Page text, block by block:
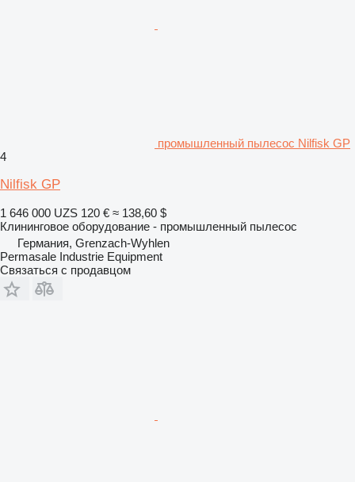
промышленный пылесос Nilfisk GP
4
Nilfisk GP
1 646 000 UZS 120 € ≈ 138,60 $
Клининговое оборудование - промышленный пылесос
Германия, Grenzach-Wyhlen
Permasale Industrie Equipment
Связаться с продавцом